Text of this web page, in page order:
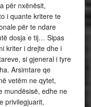
për nxënësit,
i quante kritere te
për te ndare
dosja e tij… Sipas
kriter i drejte dhe i
si gjeneral i tyre
Arsimtare qe
vetëm ne qytet,
mundësisë, edhe ne
privilegjuarit,